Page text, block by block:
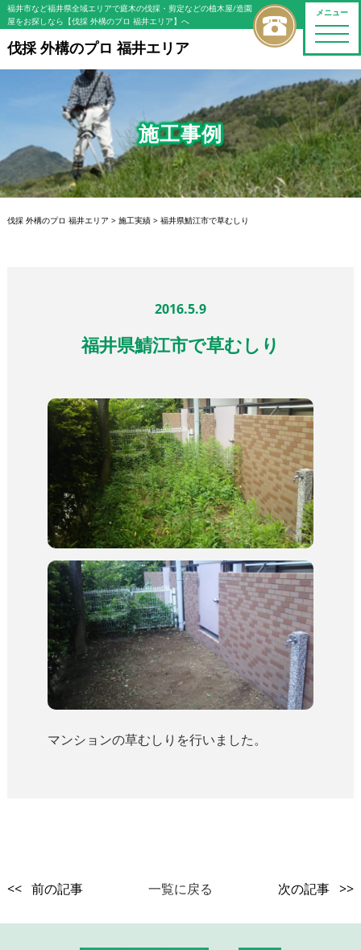
メニュー
toggle
福井市など福井県全域エリアで庭木の伐採・剪定などの植木屋/造園
屋をお探しなら【伐採 外構のプロ 福井エリア】へ
伐採 外構のプロ 福井エリア
施工事例
伐採 外構のプロ 福井エリア > 施工実績> 福井県鯖江市で草むしり
2016.5.9
福井県鯖江市で草むしり
マンションの草むしりを行いました。
<< 前の記事 一覧に戻る 次の記事 >>